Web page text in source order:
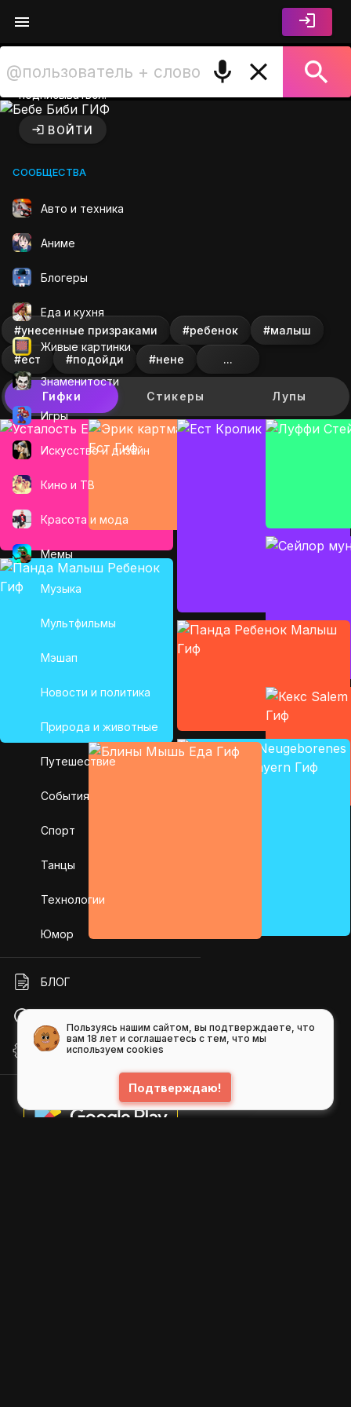
комментировать и
подписываться.
ВОЙТИ
СООБЩЕСТВА
Авто и техника
Аниме
Блогеры
Еда и кухня
Живые картинки
Знаменитости
Игры
Искусcтво и дизайн
Кино и ТВ
Красота и мода
Мемы
Музыка
Мультфильмы
Мэшап
Новости и политика
Природа и животные
Путешествие
События
Спорт
Танцы
Технологии
Юмор
БЛОГ
API GIFS
Бебе Биби ГИФ на GIFS.RU
#унесенные призраками #ребенок #малыш
#ест #подойди #нене ...
Гифки Стикеры Лупы
Пользуясь нашим сайтом, вы подтверждаете, что
вам 18 лет и соглашаетесь с тем, что мы
используем cookies
Подтверждаю!